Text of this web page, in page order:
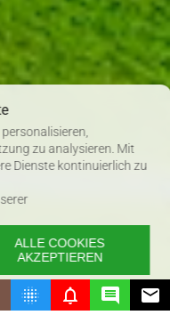
zu analysieren. Mit
Dienste kontinuierlich zu
ALLE COOKIES
AKZEPTIEREN